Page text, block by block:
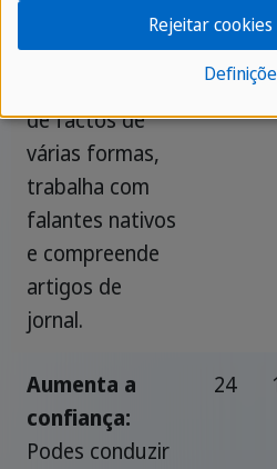
proficiente na
de factos de
várias formas,
trabalha com
falantes nativos
e compreende
artigos de
jornal.
Aumenta a
confiança:
Podes conduzir
24
Rejeitar cookies